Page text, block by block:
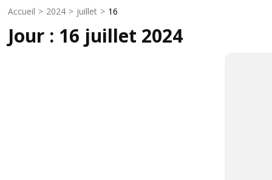
Accueil > 2024 > juillet > 16
Jour : 16 juillet 2024